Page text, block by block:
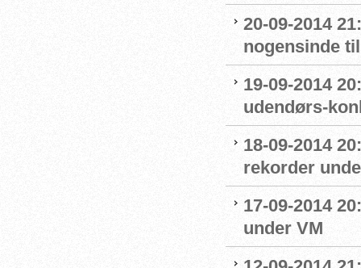
20-09-2014
nogensinde
19-09-2014
udendørs-
18-09-2014
rekorder
17-09-2014
under VM